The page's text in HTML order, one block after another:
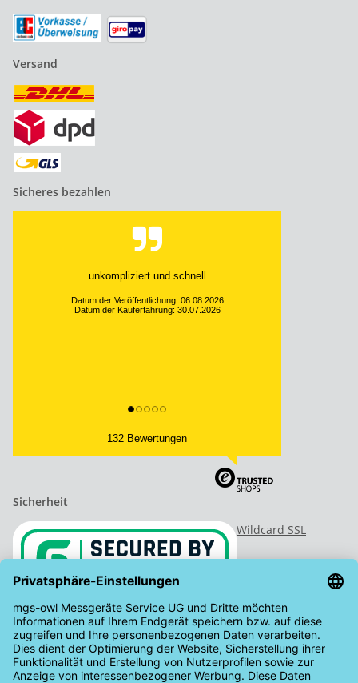
Versand
Sicheres bezahlen
unkompliziert und schnell
Datum der Veröffentlichung: 06.08.2026
Datum der Kauferfahrung: 30.07.2026
132 Bewertungen
Sicherheit
Wildcard SSL